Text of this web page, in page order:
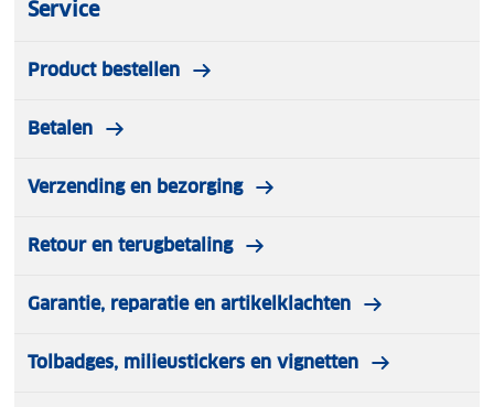
gebruik.
10 jaar
Service
Product bestellen
Betalen
Verzending en bezorging
Retour en terugbetaling
Garantie, reparatie en artikelklachten
Tolbadges, milieustickers en vignetten